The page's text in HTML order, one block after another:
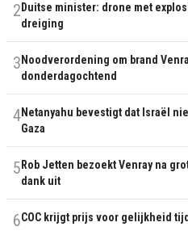
2 Duitse minister: drone met
dreiging
3 Noodverordening om brand
donderdagochtend
4Netanyahu bevestigt dat Israël
Gaza
5 Rob Jetten bezoekt Venray na
dank uit
6COC krijgt prijs voor gelijkheid